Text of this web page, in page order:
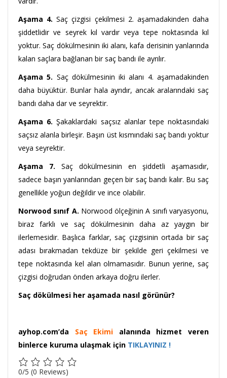
Aşama 4. Saç çizgisi çekilmesi 2. aşamadakinden daha
şiddetlidir ve seyrek kıl vardır veya tepe noktasında kıl
yoktur. Saç dökülmesinin iki alanı, kafa derisinin yanlarında
kalan saçlara bağlanan bir saç bandı ile ayrılır.
Aşama 5. Saç dökülmesinin iki alanı 4. aşamadakinden
daha büyüktür. Bunlar hala ayrıdır, ancak aralarındaki saç
bandı daha dar ve seyrektir.
Aşama 6. Şakaklardaki saçsız alanlar tepe noktasındaki
saçsız alanla birleşir. Başın üst kısmındaki saç bandı yoktur
veya seyrektir.
Aşama 7. Saç dökülmesinin en şiddetli aşamasıdır,
sadece başın yanlarından geçen bir saç bandı kalır. Bu saç
genellikle yoğun değildir ve ince olabilir.
Norwood sınıf A. Norwood ölçeğinin A sınıfı varyasyonu,
biraz farklı ve saç dökülmesinin daha az yaygın bir
ilerlemesidir. Başlıca farklar, saç çizgisinin ortada bir saç
adası bırakmadan tekdüze bir şekilde geri çekilmesi ve
tepe noktasında kel alan olmamasıdır. Bunun yerine, saç
çizgisi doğrudan önden arkaya doğru ilerler.
Saç dökülmesi her aşamada nasıl görünür?
ayhop.com’da Saç Ekimi alanında hizmet veren
binlerce kuruma ulaşmak için TIKLAYINIZ !
0/5 (0 Reviews)